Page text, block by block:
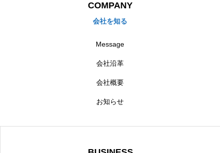
COMPANY
会社を知る
Message
会社沿革
会社概要
お知らせ